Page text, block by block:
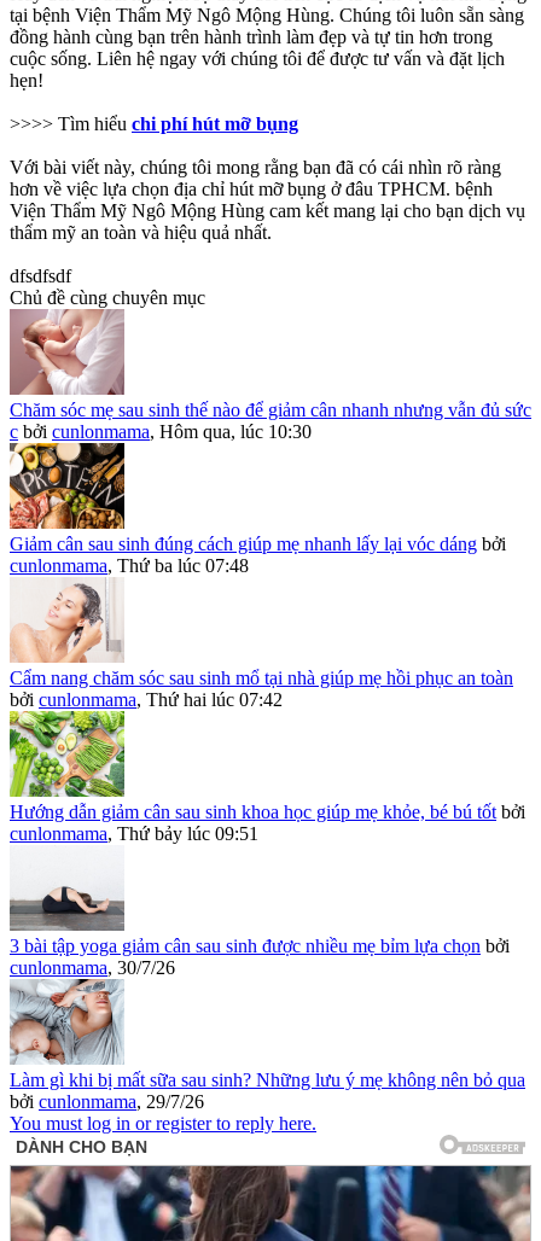
tại bệnh Viện Thẩm Mỹ Ngô Mộng Hùng. Chúng tôi luôn sẵn sàng
đồng hành cùng bạn trên hành trình làm đẹp và tự tin hơn trong
cuộc sống. Liên hệ ngay với chúng tôi để được tư vấn và đặt lịch
hẹn!
>>>> Tìm hiểu chi phí hút mỡ bụng
Với bài viết này, chúng tôi mong rằng bạn đã có cái nhìn rõ ràng
hơn về việc lựa chọn địa chỉ hút mỡ bụng ở đâu TPHCM. bệnh
Viện Thẩm Mỹ Ngô Mộng Hùng cam kết mang lại cho bạn dịch vụ
thẩm mỹ an toàn và hiệu quả nhất.
dfsdfsdf
Chủ đề cùng chuyên mục
Chăm sóc mẹ sau sinh thế nào để giảm cân nhanh nhưng vẫn đủ sức
c bởi cunlonmama, Hôm qua, lúc 10:30
Giảm cân sau sinh đúng cách giúp mẹ nhanh lấy lại vóc dáng bởi
cunlonmama, Thứ ba lúc 07:48
Cẩm nang chăm sóc sau sinh mổ tại nhà giúp mẹ hồi phục an toàn
bởi cunlonmama, Thứ hai lúc 07:42
Hướng dẫn giảm cân sau sinh khoa học giúp mẹ khỏe, bé bú tốt bởi
cunlonmama, Thứ bảy lúc 09:51
3 bài tập yoga giảm cân sau sinh được nhiều mẹ bỉm lựa chọn bởi
cunlonmama, 30/7/26
Làm gì khi bị mất sữa sau sinh? Những lưu ý mẹ không nên bỏ qua
bởi cunlonmama, 29/7/26
You must log in or register to reply here.